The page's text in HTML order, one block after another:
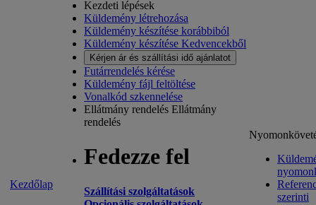
Kezdőlap
Kezdeti lépések
Küldemény létrehozása
Küldemény készítése korábbiból
Küldemény készítése Kedvencekből
Kérjen ár és szállítási idő ajánlatot
Futárrendelés kérése
Küldemény fájl feltöltése
Vonalkód szkennelése
Ellátmány rendelés Ellátmány
rendelés
Fedezze fel
Szállítási szolgáltatások
szerinti